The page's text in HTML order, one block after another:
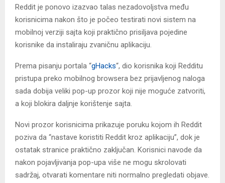
​Reddit je ponovo izazvao talas nezadovoljstva među
korisnicima nakon što je počeo testirati novi sistem na
mobilnoj verziji sajta koji praktično prisiljava pojedine
korisnike da instaliraju zvaničnu aplikaciju.
Prema pisanju portala “gHacks“, dio korisnika koji Redditu
pristupa preko mobilnog browsera bez prijavljenog naloga
sada dobija veliki pop-up prozor koji nije moguće zatvoriti,
a koji blokira daljnje korištenje sajta.
Novi prozor korisnicima prikazuje poruku kojom ih Reddit
poziva da “nastave koristiti Reddit kroz aplikaciju”, dok je
ostatak stranice praktično zaključan. Korisnici navode da
nakon pojavljivanja pop-upa više ne mogu skrolovati
sadržaj, otvarati komentare niti normalno pregledati objave.